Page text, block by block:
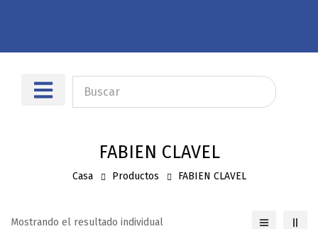
FABIEN CLAVEL
Casa Productos FABIEN CLAVEL
Mostrando el resultado individual